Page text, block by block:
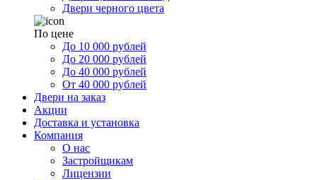
Двери черного цвета
По цене
До 10 000 рублей
До 20 000 рублей
До 40 000 рублей
От 40 000 рублей
Двери на заказ
Акции
Доставка и установка
Компания
О нас
Застройщикам
Лицензии